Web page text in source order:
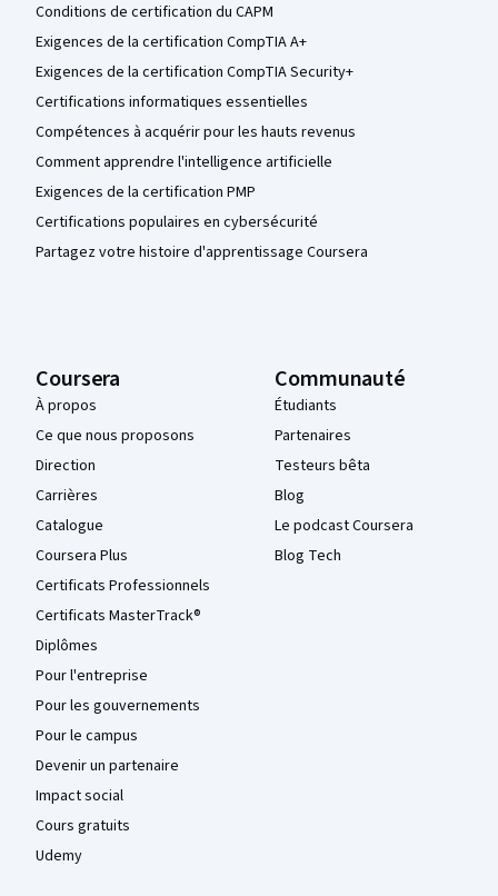
Conditions de certification du CAPM
Exigences de la certification CompTIA A+
Exigences de la certification CompTIA Security+
Certifications informatiques essentielles
Compétences à acquérir pour les hauts revenus
Comment apprendre l'intelligence artificielle
Exigences de la certification PMP
Certifications populaires en cybersécurité
Partagez votre histoire d'apprentissage Coursera
Coursera
À propos
Ce que nous proposons
Direction
Carrières
Catalogue
Coursera Plus
Certificats Professionnels
Certificats MasterTrack®
Diplômes
Pour l'entreprise
Pour les gouvernements
Pour le campus
Devenir un partenaire
Impact social
Cours gratuits
Udemy
Communauté
Étudiants
Partenaires
Testeurs bêta
Blog
Le podcast Coursera
Blog Tech